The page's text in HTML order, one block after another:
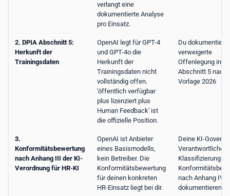
verlangt eine
dokumentierte Analyse
pro Einsatz.
2. DPIA Abschnitt 5:
Herkunft der
Trainingsdaten
OpenAI legt für GPT-4
und GPT-4o die
Herkunft der
Trainingsdaten nicht
vollständig offen.
'öffentlich verfügbar
plus lizenziert plus
Human Feedback' ist
die offizielle Position.
Du
verweigerte
Offenlegung in
Abschnitt 5 nach
Vorlage 2026
3.
Konformitätsbewertung
nach Anhang III der KI-
Verordnung für HR-KI
OpenAI ist Anbieter
eines Basismodells,
kein Betreiber. Die
Konformitätsbewertung
für deinen konkreten
HR-Einsatz liegt bei dir.
Deine KI-
Verantwortlichen;
Klassifizierung
nach Anhang IV
dokumentieren